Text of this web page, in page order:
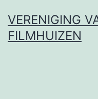
naar
de
VERENIGING
FILMHUIZEN